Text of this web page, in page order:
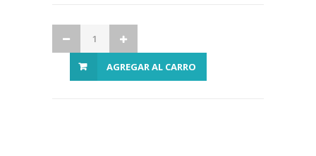
AGREGAR AL CARRO